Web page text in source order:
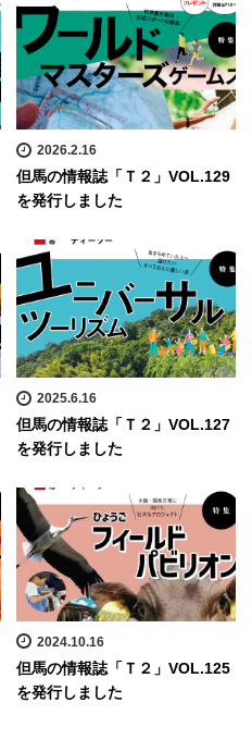
2026.2.16
但馬の情報誌「Ｔ２」VOL.129
を発行しました
2025.6.16
但馬の情報誌「Ｔ２」VOL.127
を発行しました
2024.10.16
但馬の情報誌「Ｔ２」VOL.125
を発行しました